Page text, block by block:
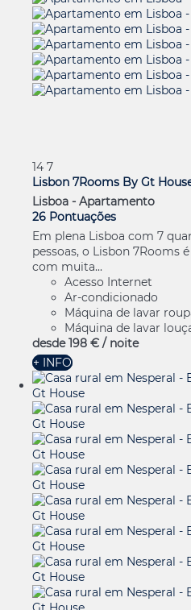
14 7
Lisbon 7Rooms By Gt
Lisboa - Apartamento
26 Pontuações
Em plena Lisboa com 7
pessoas, o Lisbon 7Rooms
com muita...
Acesso Internet
Ar-condicionado
Máquina de lavar
Máquina de lavar
desde 198 € / noite
+ INFO